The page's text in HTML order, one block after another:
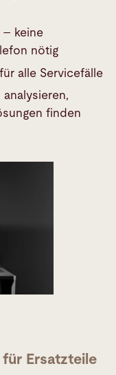
– keine
nötig
alle Servicefälle
finden
Ersatzteile